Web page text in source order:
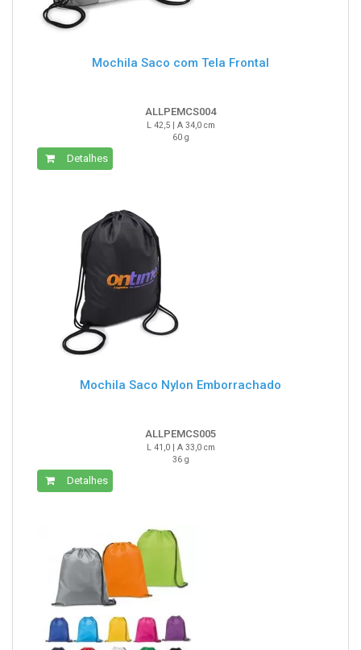
Mochila Saco com Tela Frontal
ALLPEMCS004
L 42,5 | A 34,0 cm
60 g
Detalhes
Mochila Saco Nylon Emborrachado
ALLPEMCS005
L 41,0 | A 33,0 cm
36 g
Detalhes